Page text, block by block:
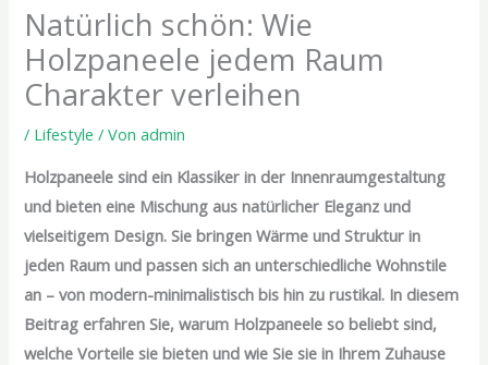
Natürlich schön: Wie
Holzpaneele jedem Raum
Charakter verleihen
/ Lifestyle / Vonadmin
Holzpaneele sind ein Klassiker in der Innenraumgestaltung
und bieten eine Mischung aus natürlicher Eleganz und
vielseitigem Design. Sie bringen Wärme und Struktur in
jeden Raum und passen sich an unterschiedliche Wohnstile
an – von modern-minimalistisch bis hin zu rustikal. In diesem
Beitrag erfahren Sie, warum Holzpaneele so beliebt sind,
welche Vorteile sie bieten und wie Sie sie in Ihrem Zuhause